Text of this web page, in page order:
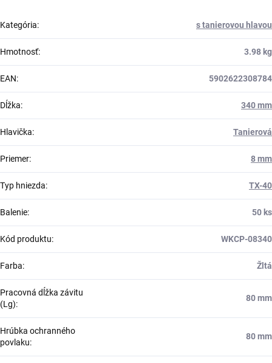
Kategória: s tanierovou hlavou
Hmotnosť: 3.98 kg
EAN: 5902622308784
Dĺžka: 340 mm
Hlavička: Tanierová
Priemer: 8 mm
Typ hniezda: TX-40
Balenie: 50 ks
Kód produktu: WKCP-08340
Farba: Žltá
Pracovná dĺžka závitu
(Lg):
80 mm
Hrúbka ochranného
povlaku:
80 mm